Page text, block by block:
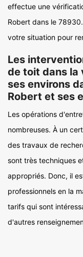
effectue une
Robert dans le
votre situation pour
Les
de toit dans la
ses environs
Robert et ses
Les opérations
nombreuses. À un
des travaux de
sont très techniques
appropriés. Donc, il
professionnels en la
tarifs qui sont
d'autres